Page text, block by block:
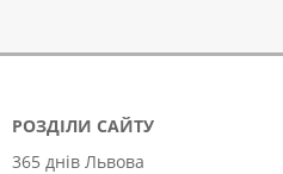
РОЗДІЛИ САЙТУ
365 днів Львова